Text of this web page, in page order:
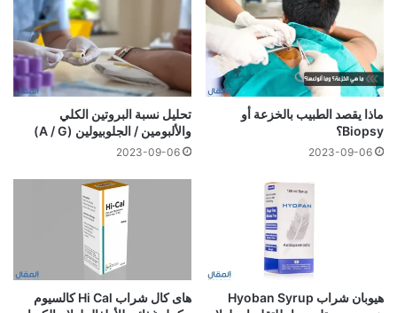
ماذا يقصد الطبيب بالخزعة أو
Biopsy؟
2023-09-06
تحليل نسبة البروتين الكلي
والألبومين / الجلوبيولين (A / G)
2023-09-06
هيوبان شراب Hyoban Syrup
هاى كال شراب Hi Cal كالسيوم